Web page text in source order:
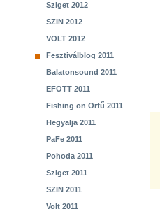
Sziget 2012
SZIN 2012
VOLT 2012
Fesztiválblog 2011
Balatonsound 2011
EFOTT 2011
Fishing on Orfű 2011
Hegyalja 2011
PaFe 2011
Pohoda 2011
Sziget 2011
SZIN 2011
Volt 2011